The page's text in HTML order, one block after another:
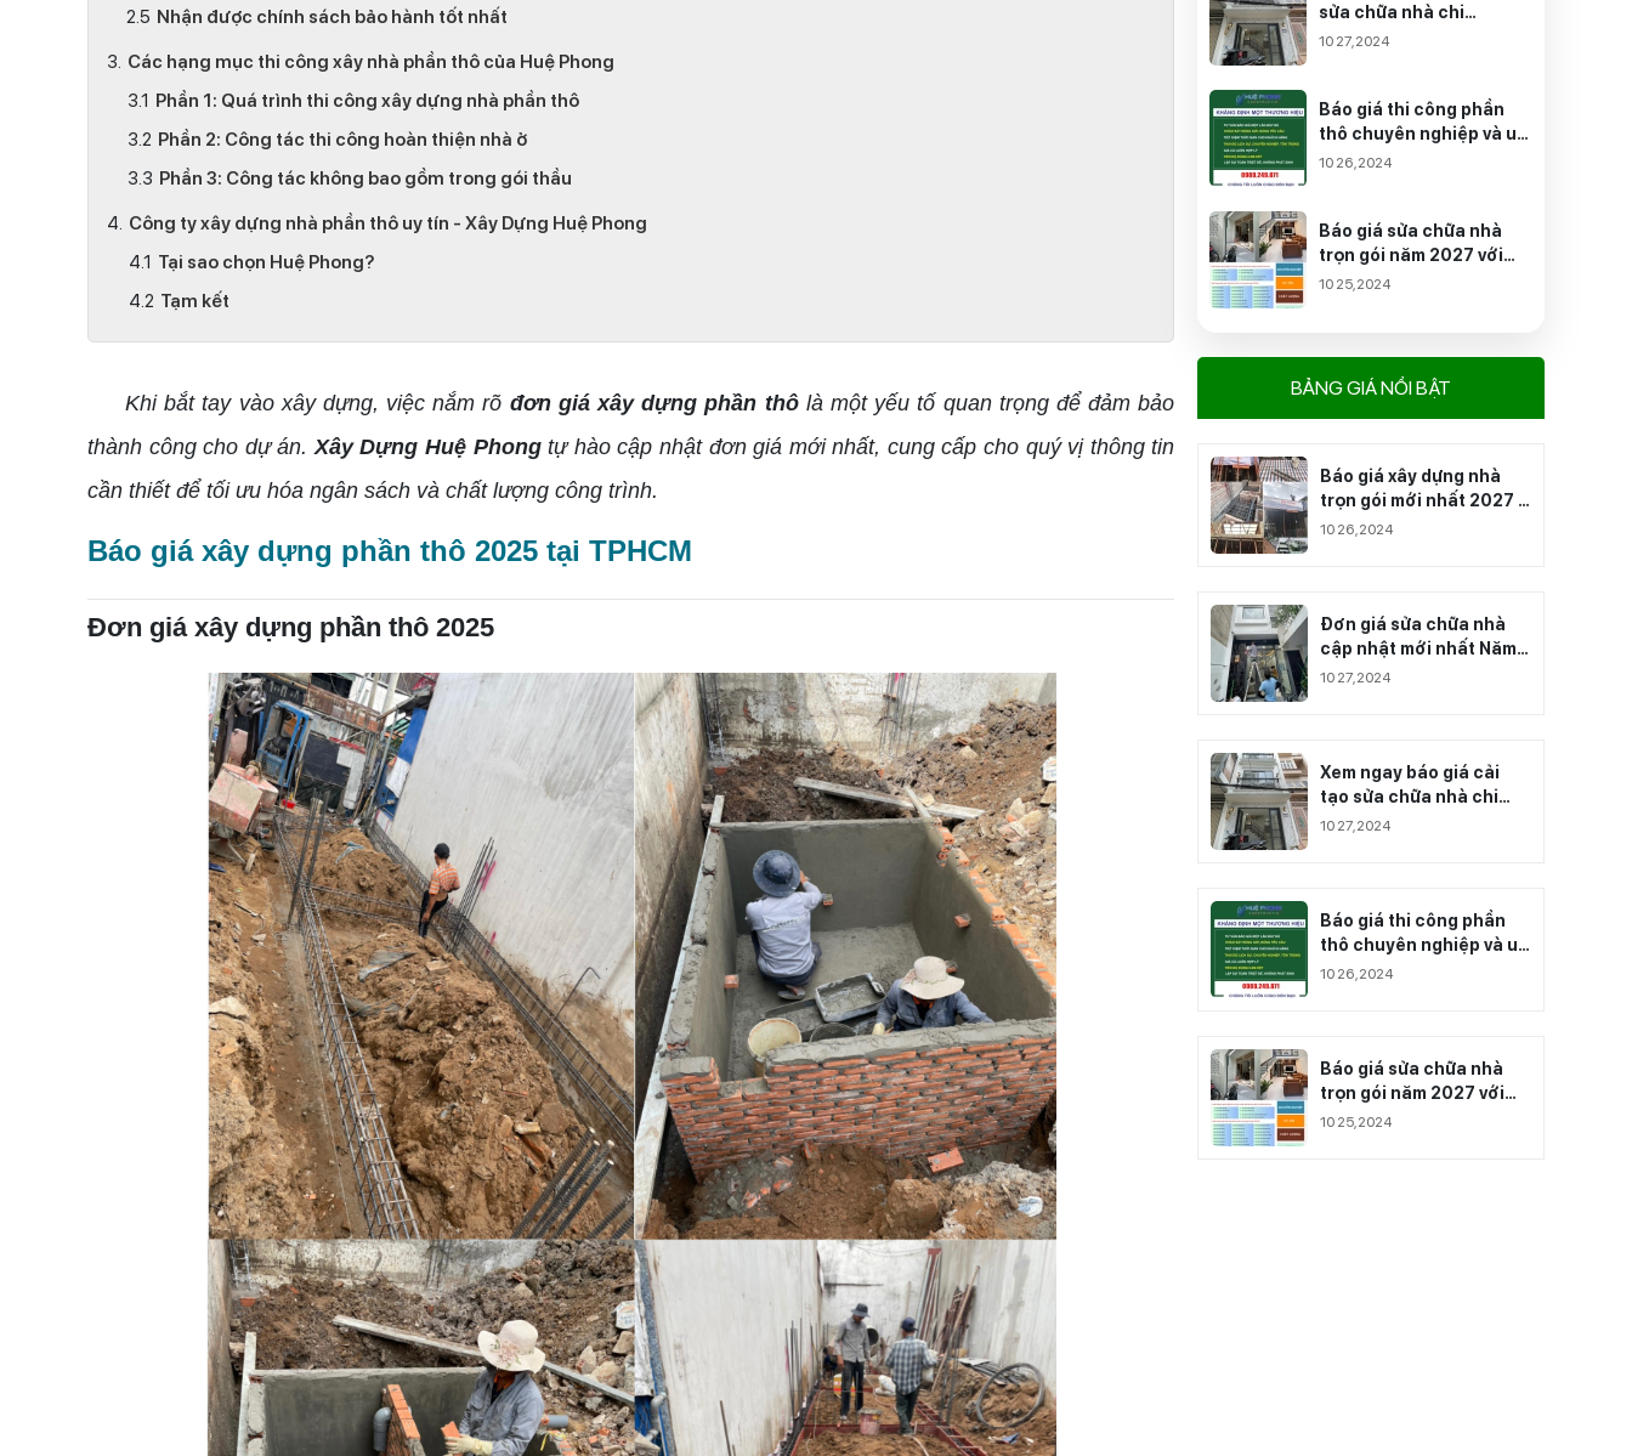
Nhận được chính sách bảo hành tốt nhất
Các hạng mục thi công xây nhà phần thô của Huệ Phong
Phần 1: Quá trình thi công xây dựng nhà phần thô
Phần 2: Công tác thi công hoàn thiện nhà ở
Phần 3: Công tác không bao gồm trong gói thầu
Công ty xây dựng nhà phần thô uy tín - Xây Dựng Huệ Phong
Tại sao chọn Huệ Phong?
Tạm kết
Khi bắt tay vào xây dựng, việc nắm rõ đơn giá xây dựng phần thôlà một yếu tố quan trọng để đảm bảo
thành công cho dự án.Xây Dựng Huệ Phongtự hào cập nhật đơn giá mới nhất, cung cấp cho quý vị thông tin
cần thiết để tối ưu hóa ngân sách và chất lượng công trình.
Báo giá xây dựng phần thô 2025 tại TPHCM
Đơn giá xây dựng phần thô 2025
sửa chữa nhà chi
tiết 2027
10 27,2024
Báo giá thi công phần
thô chuyên nghiệp và uy
tín hàng đầu năm 2027
10 26,2024
Báo giá sửa chữa nhà
trọn gói năm 2027 với
giá ưu đãi - Huệ Phong
10 25,2024
BẢNG GIÁ NỔI BẬT
Báo giá xây dựng nhà
trọn gói mới nhất 2027 -
Cập nhật theo Quận Và
10 26,2024
Đơn giá sửa chữa nhà
cập nhật mới nhất Năm
2027
10 27,2024
Xem ngay báo giá cải
tạo sửa chữa nhà chi
tiết 2027
10 27,2024
Báo giá thi công phần
thô chuyên nghiệp và uy
tín hàng đầu năm 2027
10 26,2024
Báo giá sửa chữa nhà
trọn gói năm 2027 với
giá ưu đãi - Huệ Phong
10 25,2024